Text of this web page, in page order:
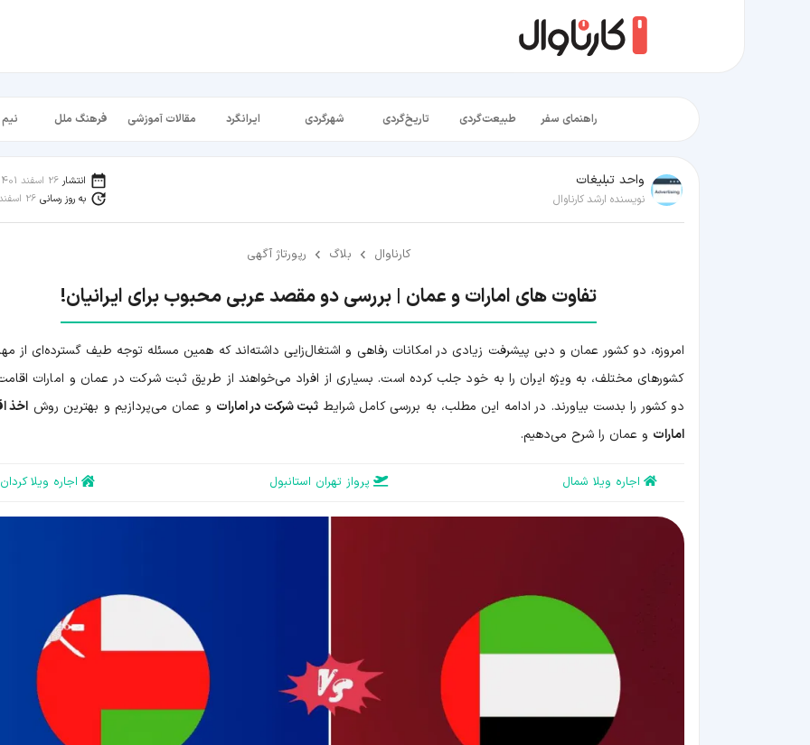
راهنمای سفر طبیعت‌گردی تاریخ‌گردی شهرگردی ایرانگرد مقالات آموزشی فرهنگ ملل
واحد تبلیغات
نویسنده ارشد کارناوال
انتشار 26 اسفند 1401
به روز رسانی 26 اسفند 1402
کارناوال بلاگ رپورتاژ آگهی
تفاوت های امارات و عمان | بررسی دو مقصد عربی محبوب برای ایرانیان!
امروزه، دو کشور عمان و دبی پیشرفت زیادی در امکانات رفاهی و اشتغال‌زایی داشته‌اند که همین مسئله توجه طیف گسترده‌ای از
کشورهای مختلف، به ویژه ایران را به خود جلب کرده است. بسیاری از افراد می‌خواهند از طریق ثبت شرکت در عمان و امارات
دو کشور را بدست بیاورند. در ادامه این مطلب، به بررسی کامل شرایط ثبت شرکت در امارات و عمان می‌پردازیم و بهترین روش اخذ
امارات و عمان را شرح می‌دهیم.
اجاره ویلا شمال پرواز تهران استانبول اجاره ویلا کردان